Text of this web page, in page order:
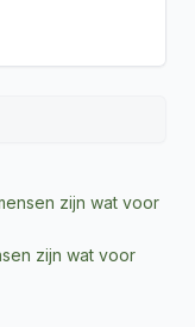
zijn wat voor
zijn wat voor